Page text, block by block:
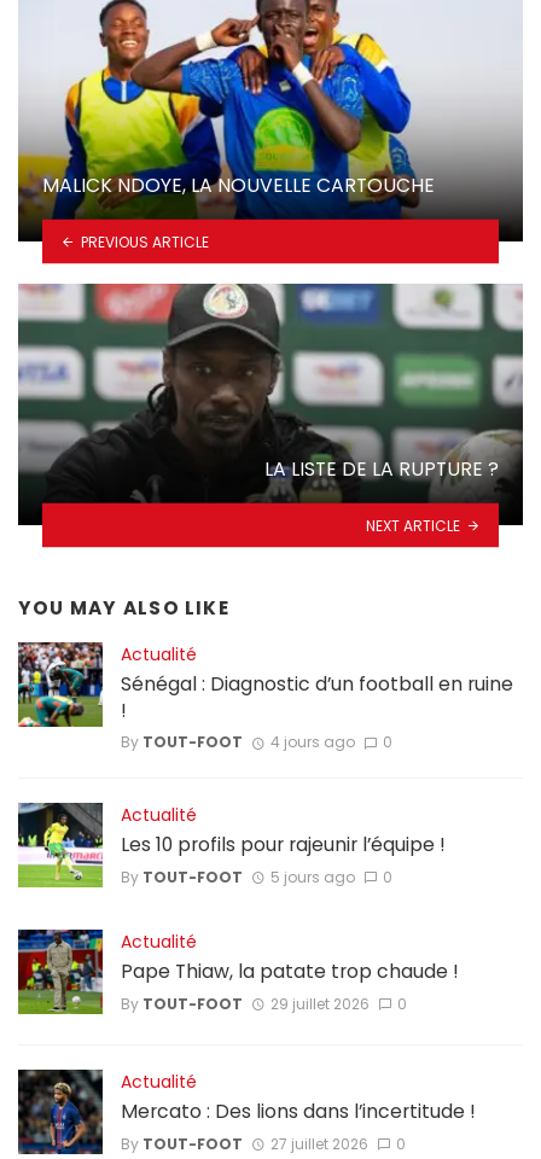
MALICK NDOYE, LA NOUVELLE CARTOUCHE
PREVIOUS ARTICLE
LA LISTE DE LA RUPTURE ?
NEXT ARTICLE
YOU MAY ALSO LIKE
Actualité
Sénégal : Diagnostic d’un football en ruine
!
By TOUT-FOOT 4 jours ago 0
Actualité
Les 10 profils pour rajeunir l’équipe !
By TOUT-FOOT 5 jours ago 0
Actualité
Pape Thiaw, la patate trop chaude !
By TOUT-FOOT 29 juillet 2026 0
Actualité
Mercato : Des lions dans l’incertitude !
By TOUT-FOOT 27 juillet 2026 0